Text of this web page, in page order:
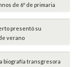
de 6º de primaria
presentó su
verano
biografía transgresora